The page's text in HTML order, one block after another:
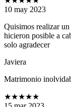
10 may 2023
Quisimos realizar
hicieron posible a
solo agradecer
Javiera
Matrimonio
★★★★★